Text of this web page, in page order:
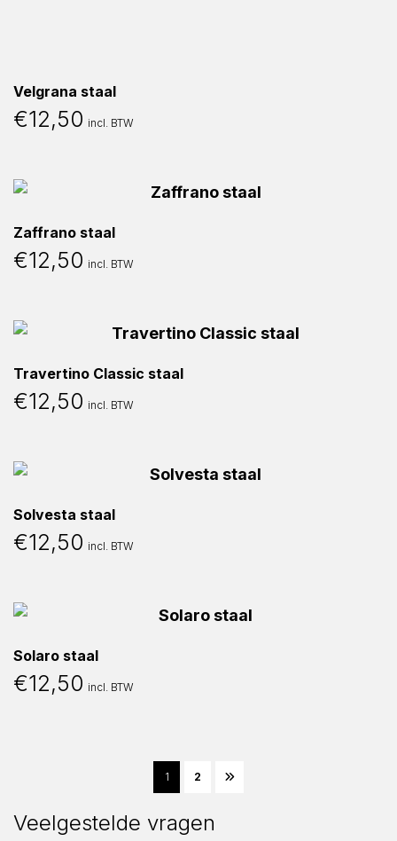
Velgrana staal
€12,50 incl. BTW
Zaffrano staal
€12,50 incl. BTW
Travertino Classic staal
€12,50 incl. BTW
Solvesta staal
€12,50 incl. BTW
Solaro staal
€12,50 incl. BTW
1 2
Veelgestelde vragen